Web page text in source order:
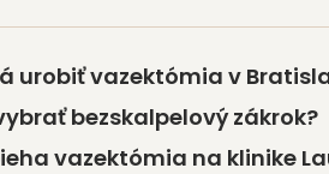
urobiť vazektómia v
bezskalpelový zákrok?
vazektómia na klinike